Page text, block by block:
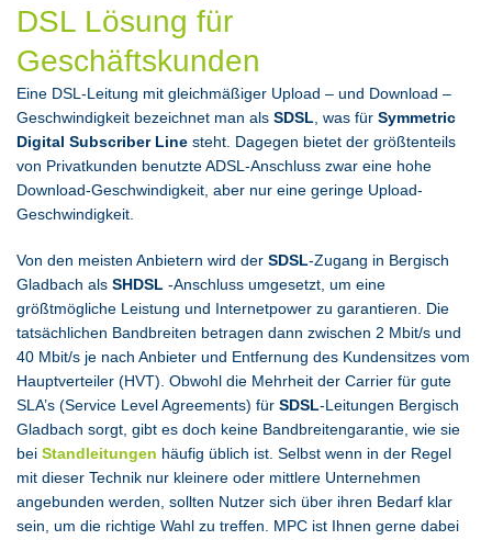
DSL Lösung für
Geschäftskunden
Eine DSL-Leitung mit gleichmäßiger Upload – und Download –
Geschwindigkeit bezeichnet man als SDSL , was für Symmetric
Digital Subscriber Line steht. Dagegen bietet der größtenteils
von Privatkunden benutzte ADSL-Anschluss zwar eine hohe
Download-Geschwindigkeit, aber nur eine geringe Upload-
Geschwindigkeit.
Von den meisten Anbietern wird der SDSL-Zugang in Bergisch
Gladbach als SHDSL -Anschluss umgesetzt, um eine
größtmögliche Leistung und Internetpower zu garantieren. Die
tatsächlichen Bandbreiten betragen dann zwischen 2 Mbit/s und
40 Mbit/s je nach Anbieter und Entfernung des Kundensitzes vom
Hauptverteiler (HVT). Obwohl die Mehrheit der Carrier für gute
SLA’s (Service Level Agreements) für SDSL-Leitungen Bergisch
Gladbach sorgt, gibt es doch keine Bandbreitengarantie, wie sie
bei Standleitungen häufig üblich ist. Selbst wenn in der Regel
mit dieser Technik nur kleinere oder mittlere Unternehmen
angebunden werden, sollten Nutzer sich über ihren Bedarf klar
sein, um die richtige Wahl zu treffen. MPC ist Ihnen gerne dabei